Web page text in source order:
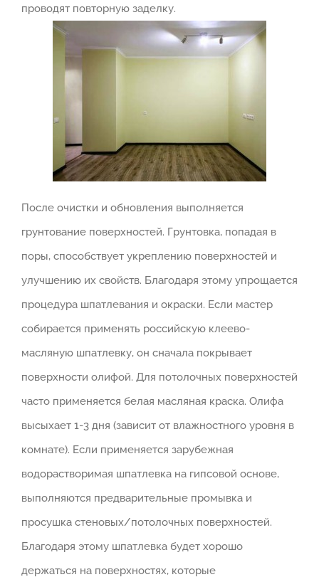
проводят повторную заделку.
После очистки и обновления выполняется
грунтование поверхностей. Грунтовка, попадая в
поры, способствует укреплению поверхностей и
улучшению их свойств. Благодаря этому упрощается
процедура шпатлевания и окраски. Если мастер
собирается применять российскую клеево-
масляную шпатлевку, он сначала покрывает
поверхности олифой. Для потолочных поверхностей
часто применяется белая масляная краска. Олифа
высыхает 1-3 дня (зависит от влажностного уровня в
комнате). Если применяется зарубежная
водорастворимая шпатлевка на гипсовой основе,
выполняются предварительные промывка и
просушка стеновых/потолочных поверхностей.
Благодаря этому шпатлевка будет хорошо
держаться на поверхностях, которые